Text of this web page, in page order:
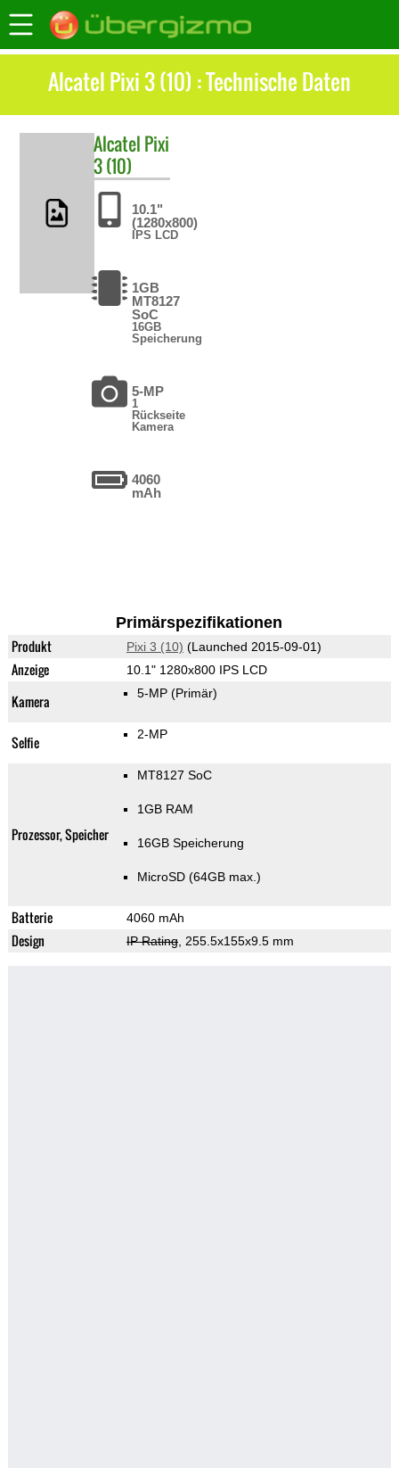
Alcatel Pixi 3 (10) : Technische Daten
Alcatel Pixi
3 (10)
10.1"
(1280x800)
IPS LCD
1GB
MT8127
SoC
16GB
Speicherung
5-MP
1
Rückseite
Kamera
4060
mAh
Primärspezifikationen
Produkt Pixi 3 (10) (Launched 2015-09-01)
Anzeige 10.1" 1280x800 IPS LCD
Kamera 5-MP (Primär)
Selfie 2-MP
Prozessor, Speicher
MT8127 SoC
1GB RAM
16GB Speicherung
MicroSD (64GB max.)
Batterie 4060 mAh
Design IP Rating, 255.5x155x9.5 mm